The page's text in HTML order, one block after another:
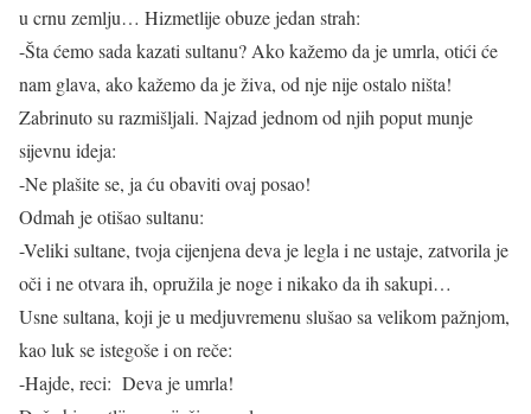
u crnu zemlju… Hizmetlije obuze jedan strah:
-Šta ćemo sada kazati sultanu? Ako kažemo da je umrla, otići će
nam glava, ako kažemo da je živa, od nje nije ostalo ništa!
Zabrinuto su razmišljali. Najzad jednom od njih poput munje
sijevnu ideja:
-Ne plašite se, ja ću obaviti ovaj posao!
Odmah je otišao sultanu:
-Veliki sultane, tvoja cijenjena deva je legla i ne ustaje, zatvorila je
oči i ne otvara ih, opružila je noge i nikako da ih sakupi…
Usne sultana, koji je u medjuvremenu slušao sa velikom pažnjom,
kao luk se istegoše i on reče:
-Hajde, reci: Deva je umrla!